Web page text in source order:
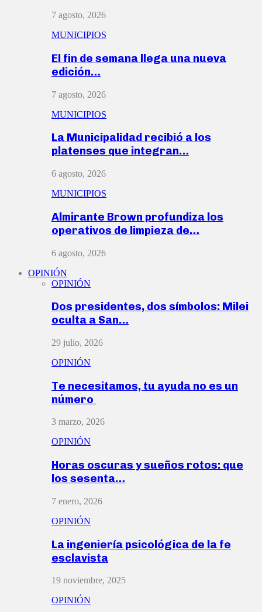
7 agosto, 2026
MUNICIPIOS
El fin de semana llega una nueva
edición…
7 agosto, 2026
MUNICIPIOS
La Municipalidad recibió a los
platenses que integran…
6 agosto, 2026
MUNICIPIOS
Almirante Brown profundiza los
operativos de limpieza de…
6 agosto, 2026
OPINIÓN
OPINIÓN
Dos presidentes, dos símbolos: Milei
oculta a San…
29 julio, 2026
OPINIÓN
Te necesitamos, tu ayuda no es un
número
3 marzo, 2026
OPINIÓN
Horas oscuras y sueños rotos: que
los sesenta…
7 enero, 2026
OPINIÓN
La ingeniería psicológica de la fe
esclavista
19 noviembre, 2025
OPINIÓN